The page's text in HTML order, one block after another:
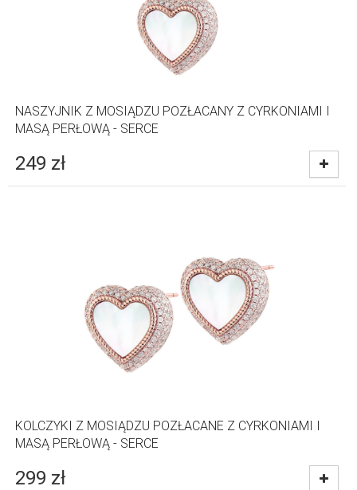
NASZYJNIK Z MOSIĄDZU POZŁACANY Z CYRKONIAMI I
MASĄ PERŁOWĄ - SERCE
249 zł
KOLCZYKI Z MOSIĄDZU POZŁACANE Z CYRKONIAMI I
MASĄ PERŁOWĄ - SERCE
299 zł